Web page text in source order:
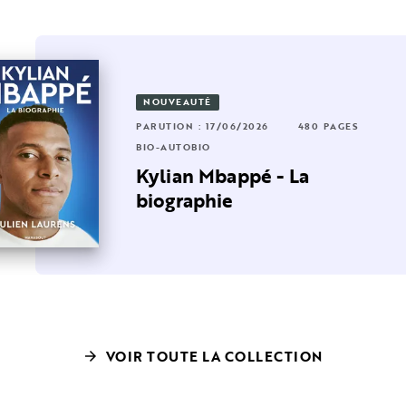
PAGES
: 20/09/2023
AUTOBIO
Roustan - Puzzle
NOUVEAUTÉ
PARUTION : 17/06/2026
480 PAGES
BIO-AUTOBIO
Kylian Mbappé - La
biographie
arrow_forward VOIR TOUTE LA COLLECTION